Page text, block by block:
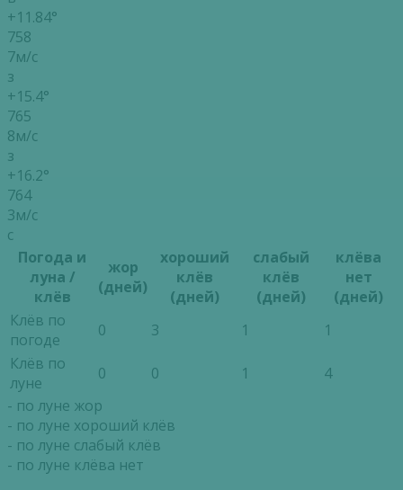
+11.84°
758
7м/с
з
+15.4°
765
8м/с
з
+16.2°
764
3м/с
с
Погода и
луна /
клёв
жор
(дней)
хороший
клёв
(дней)
слабый
клёв
(дней)
клёва
нет
(дней)
Клёв по
погоде
0 3 1
1
Клёв по
луне
0 0 1
4
- по луне жор
- по луне хороший клёв
- по луне слабый клёв
- по луне клёва нет